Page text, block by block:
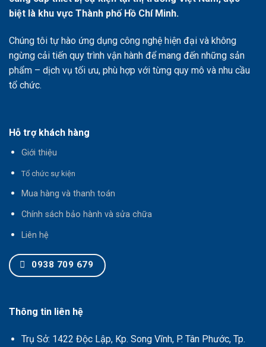
biệt là khu vực Thành phố Hồ Chí Minh.
Chúng tôi tự hào ứng dụng công nghệ hiện đại và không
ngừng cải tiến quy trình vận hành để mang đến những sản
phẩm – dịch vụ tối ưu, phù hợp với từng quy mô và nhu cầu
tổ chức.
Hỗ trợ khách hàng
Giới thiệu
Tổ chức sự kiện
Mua hàng và thanh toán
Chính sách bảo hành và sửa chữa
Liên hệ
0938 709 679
Thông tin liên hệ
Trụ Sở: 1422 Độc Lập, Kp. Song Vĩnh, P. Tân Phước, Tp.